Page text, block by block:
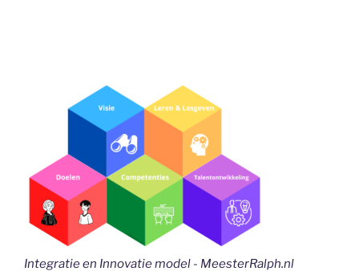
Integratie en Innovatie model - MeesterRalph.nl